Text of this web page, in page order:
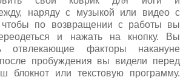
наряду с музыкой или видео с
чтобы по возвращении с работы вы
и нажать на кнопку. Вы
отвлекающие факторы накануне
пробуждения вы видели перед
блокнот или текстовую программу.